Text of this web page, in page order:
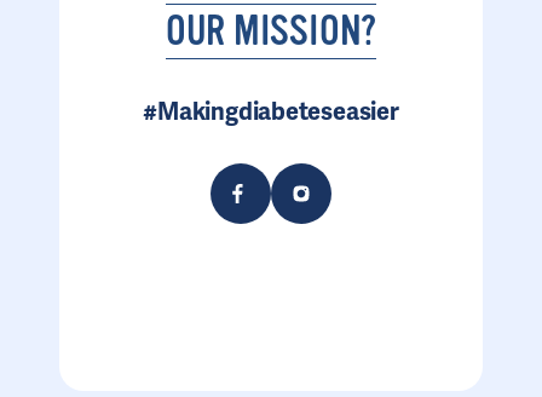
OUR MISSION?
#Makingdiabeteseasier